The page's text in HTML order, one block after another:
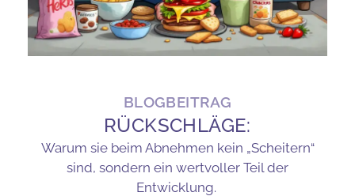
BLOGBEITRAG
RÜCKSCHLÄGE:
Warum sie beim Abnehmen kein „Scheitern“
sind, sondern ein wertvoller Teil der
Entwicklung.